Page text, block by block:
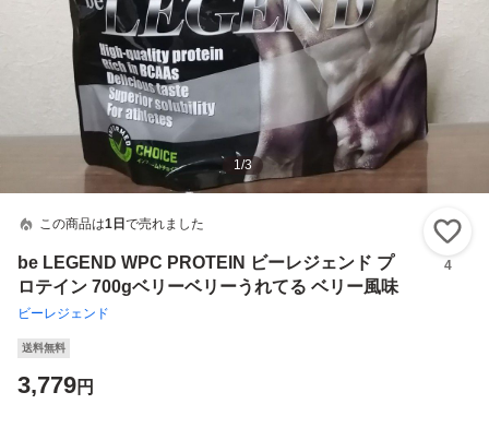
1/3
この商品は1日 で売れました
be LEGEND WPC PROTEIN ビーレジェンド プ
ロテイン 700gベリーベリーうれてる ベリー風味
ビーレジェンド
4
送料無料
3,779円